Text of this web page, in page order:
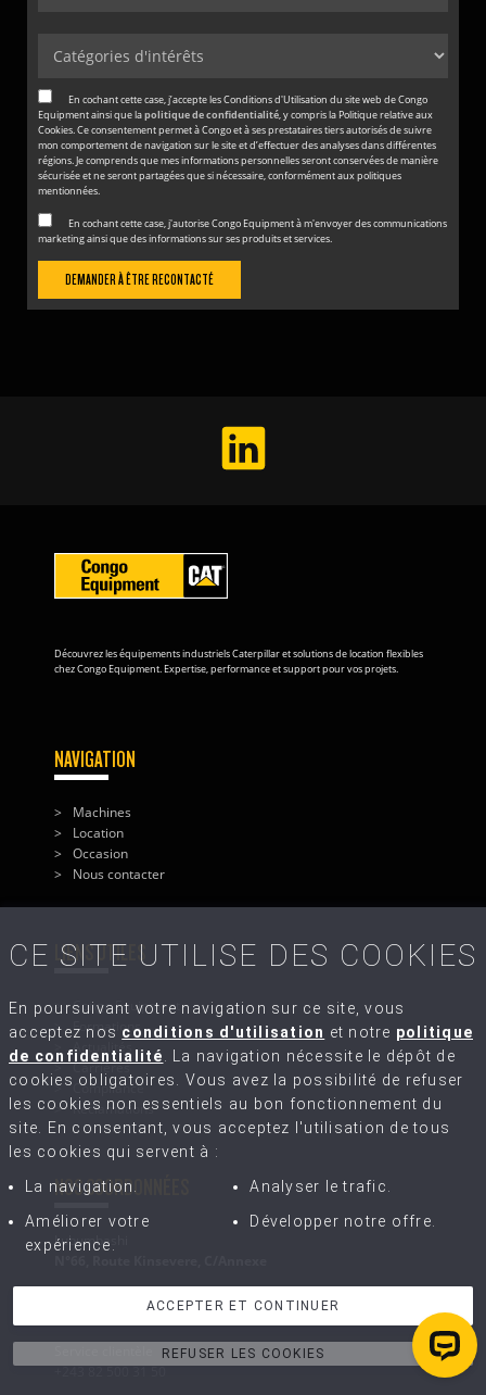
En cochant cette case, j’accepte les Conditions d'Utilisation du site web de Congo
Equipment ainsi que lapolitique de confidentialité, y compris la Politique relative aux
Cookies. Ce consentement permet à Congo et à ses prestataires tiers autorisés de suivre
mon comportement de navigation sur le site et d’effectuer des analyses dans différentes
régions. Je comprends que mes informations personnelles seront conservées de manière
sécurisée et ne seront partagées que si nécessaire, conformément aux politiques
mentionnées.
En cochant cette case, j'autorise Congo Equipment à m'envoyer des communications
marketing ainsi que des informations sur ses produits et services.
Découvrez les équipements industriels Caterpillar et solutions de location flexibles
chez Congo Equipment. Expertise, performance et support pour vos projets.
NAVIGATION
Machines
Location
Occasion
Nous contacter
LIENS UTILES
Congo Equipment
Formations
Actualités
Carrières
Compliance
Réclamations
NOS COORDONNÉES
Lubumbashi
Bâtiment SOCOCOT,N°26, Avenue Salongo
+243 82 500 31 50
CE SITE UTILISE DES COOKIES
En poursuivant votre navigation sur ce site, vous
acceptez nos conditions d'utilisation et notre politique
de confidentialité . La navigation nécessite le dépôt de
cookies obligatoires. Vous avez la possibilité de refuser
les cookies non essentiels au bon fonctionnement du
site. En consentant, vous acceptez l'utilisation de tous
les cookies qui servent à :
La navigation.
Analyser le trafic.
Améliorer votre
expérience.
Développer notre offre.
ACCEPTER ET CONTINUER
REFUSER LES COOKIES